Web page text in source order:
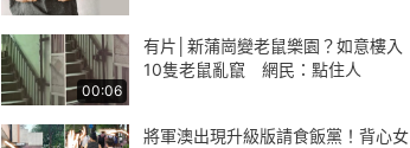
00:06
有片│新蒲崗變老鼠樂園？如意樓入
10隻老鼠亂竄 網民：點住人
將軍澳出現升級版請食飯黨！背心女